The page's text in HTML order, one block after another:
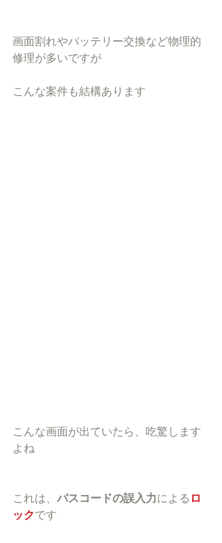
画面割れやバッテリー交換など物理的
修理が多いですが
こんな案件も結構あります
こんな画面が出ていたら、吃驚します
よね
これは、 パスコードの誤入力による ロ
ックです